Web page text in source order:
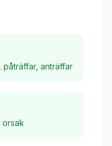
påträffar, anträffar
orsak